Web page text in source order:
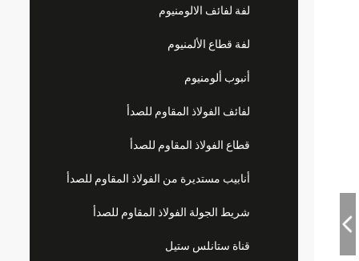
لفة لفائف الالومنيوم
لفة قطاع الألمنيوم
أنبوب ألومنيوم
لفائف الفولاذ المقاوم للصدأ
قطاع الفولاذ المقاوم للصدأ
أنابيب مستديرة من الفولاذ المقاوم للصدأ
شريط الجولة الفولاذ المقاوم للصدأ
قناة ستانلس ستيل